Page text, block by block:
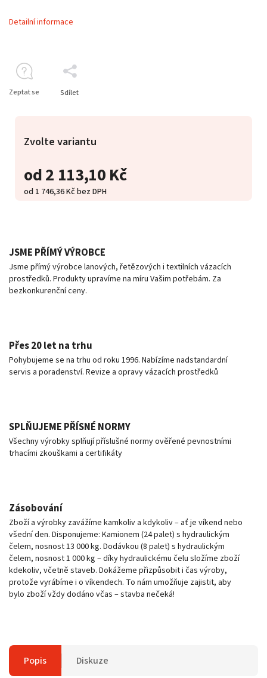
od2 113,10 Kč
od 1 746,36 Kčbez DPH
Zvolte variantu
Detailní informace
Zeptat se Sdílet
JSME PŘÍMÝ VÝROBCE
Jsme přímý výrobce lanových, řetězových i textilních vázacích
prostředků. Produkty upravíme na míru Vašim potřebám. Za
bezkonkurenční ceny.
Přes 20 let na trhu
Pohybujeme se na trhu od roku 1996. Nabízíme nadstandardní
servis a poradenství. Revize a opravy vázacích prostředků
SPLŇUJEME PŘÍSNÉ NORMY
Všechny výrobky splňují příslušné normy ověřené pevnostními
trhacími zkouškami a certifikáty
Zásobování
Zboží a výrobky zavážíme kamkoliv a kdykoliv – ať je víkend nebo
všední den. Disponujeme: Kamionem (24 palet) s hydraulickým
čelem, nosnost 13 000 kg. Dodávkou (8 palet) s hydraulickým
čelem, nosnost 1 000 kg – díky hydraulickému čelu složíme zboží
kdekoliv, včetně staveb. Dokážeme přizpůsobit i čas výroby,
protože vyrábíme i o víkendech. To nám umožňuje zajistit, aby
bylo zboží vždy dodáno včas – stavba nečeká!
Popis Diskuze